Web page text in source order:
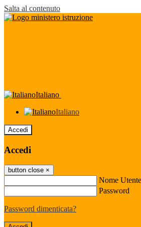
Salta al contenuto
Italiano
Italiano
Accedi
Accedi
button close ×
Nome Utente
Password
Password dimenticata?